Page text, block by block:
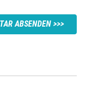
ABSENDEN